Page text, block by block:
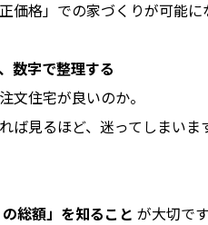
価格」での家づくりが可能に
数字で整理する
文住宅が良いのか。
ば見るほど、迷ってしまいま
の総額」を知ること が大切です